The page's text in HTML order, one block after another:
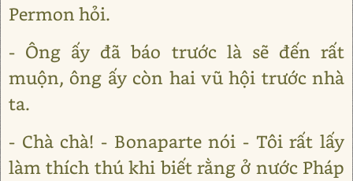
Permon hỏi.
- Ông ấy đã báo trước là sẽ đến rất
muộn, ông ấy còn hai vũ hội trước nhà
ta.
- Chà chà! - Bonaparte nói - Tôi rất lấy
làm thích thú khi biết rằng ở nước Pháp